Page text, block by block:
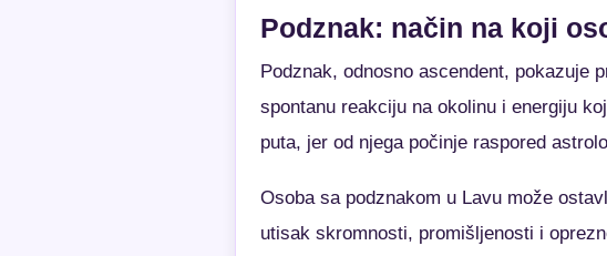
Podznak: način na koji
Podznak, odnosno ascendent, pokazuje
spontanu reakciju na okolinu i energiju
puta, jer od njega počinje raspored
Osoba sa podznakom u Lavu može
utisak skromnosti, promišljenosti i